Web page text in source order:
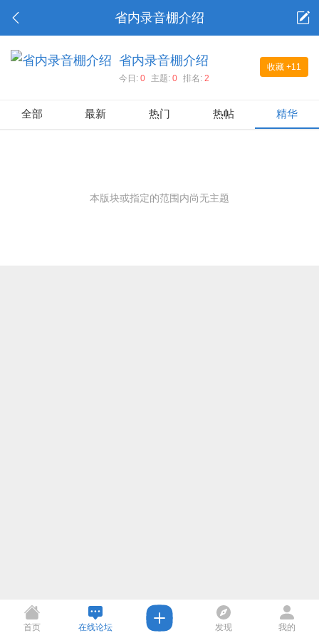
省内录音棚介绍
收藏 +11
省内录音棚介绍
今日: 0 主题: 0 排名: 2
全部 最新 热门 热帖 精华
本版块或指定的范围内尚无主题
首页 在线论坛 发现 我的